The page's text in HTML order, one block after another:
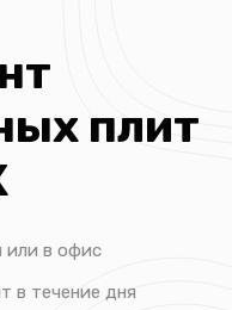
плит
или в офис
в течение дня